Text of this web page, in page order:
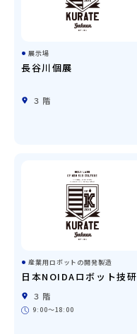
展示場
長谷川個展
３階
産業用ロボットの開発製造
日本NOIDAロボット技研
３階
9:00〜18:00